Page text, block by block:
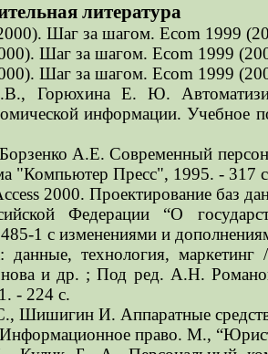
литература
Шаг за шагом. Ecom 1999
Шаг за шагом. Ecom 1999
Шаг за шагом. Ecom 1999
Горюхина Е. Ю.
информации. Учебное
А.Е. Современный
Пресс", 1995. - 317
2000. Проектирование баз
Федерации “О
1 с изменениями и
данные, технология,
и др. ; Под ред. А.Н.
- 224 с.
Шишигин И. Аппаратные
право. М.,